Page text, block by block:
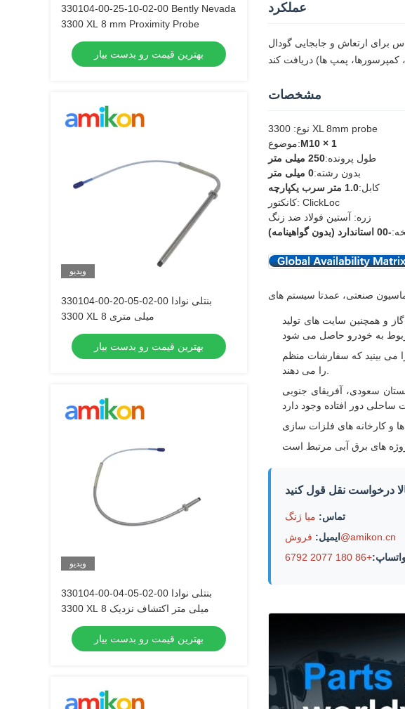
330104-00-25-10-02-00 Bently Nevada
3300 XL 8 mm Proximity Probe
بهترین قیمت رو بدست بیار
ویدیو
330104-00-20-05-02-00 بنتلی نوادا
3300 XL 8 میلی متری
بهترین قیمت رو بدست بیار
ویدیو
330104-00-04-05-02-00 بنتلی نوادا
3300 XL 8 میلی متر اکتشاف نزدیک
بهترین قیمت رو بدست بیار
عملکرد
برای ارتعاش و جابجایی گودال
مشخصات
نوع: 3300 XL 8mm probe
موضوع:M10 × 1
طول پرونده:250 میلی متر
بدون رشته:0 میلی متر
کابل:1.0 متر سرب یکپارچه
کانکتور: ClickLoc
زره: آستین فولاد ضد زنگ
-00 استاندارد (بدون گواهینامه)
گاز و همچنین سایت های تولید
می بینید که سفارشات منظم
سعودی، آفریقای جنوبی
درخواست نقل قول کنید
تماس: میا ژنگ
ایمیل: فروش@amikon.cn
+86 180 2077 6792